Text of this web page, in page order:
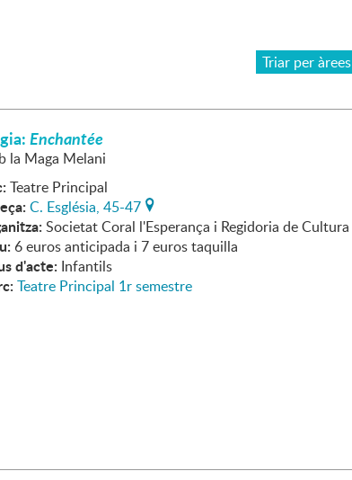
Triar per àrees
Enchantée
la Maga Melani
Teatre Principal
C. Església, 45-47
Societat Coral l'Esperança i Regidoria de Cultura
6 euros anticipada i 7 euros taquilla
d'acte: Infantils
Teatre Principal 1r semestre